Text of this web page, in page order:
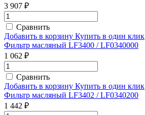
3 907 ₽
Сравнить
Добавить в корзину Купить в один клик
Фильтр масляный LF3400 / LF0340000
1 062 ₽
Сравнить
Добавить в корзину Купить в один клик
Фильтр масляный LF3402 / LF0340200
1 442 ₽